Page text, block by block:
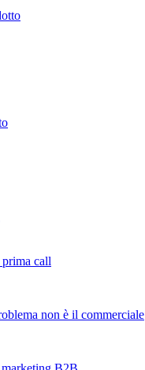
call
non è il commerciale